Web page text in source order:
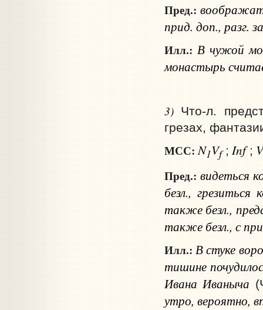
Пред.:
прид. доп., разг.
Илл.: В чужой
монастырь
3) Что‑л.
грезах,
МСС: N1Vf; Inf; V
Пред.: видеться
безл., грезиться
также безл.,
также безл., с
Илл.: В стуке
тишине
Ивана Иваныча
утро, вероятно,